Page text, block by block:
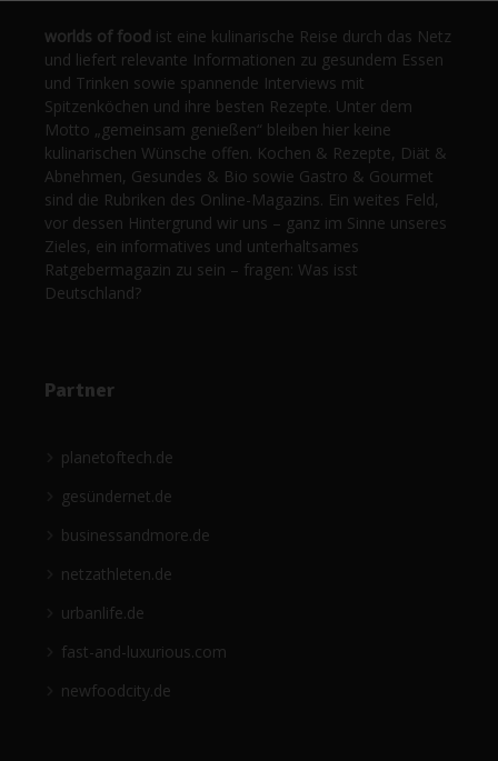
worlds of food ist eine kulinarische Reise durch das Netz
und liefert relevante Informationen zu gesundem Essen
und Trinken sowie spannende Interviews mit
Spitzenköchen und ihre besten Rezepte. Unter dem
Motto „gemeinsam genießen“ bleiben hier keine
kulinarischen Wünsche offen. Kochen & Rezepte, Diät &
Abnehmen, Gesundes & Bio sowie Gastro & Gourmet
sind die Rubriken des Online-Magazins. Ein weites Feld,
vor dessen Hintergrund wir uns – ganz im Sinne unseres
Zieles, ein informatives und unterhaltsames
Ratgebermagazin zu sein – fragen: Was isst
Deutschland?
Partner
planetoftech.de
gesündernet.de
businessandmore.de
netzathleten.de
urbanlife.de
fast-and-luxurious.com
newfoodcity.de